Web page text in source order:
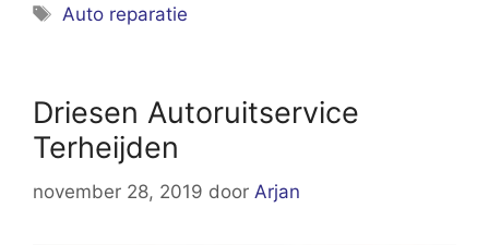
Tags
Auto reparatie
Driesen Autoruitservice
Terheijden
november 28, 2019 door Arjan